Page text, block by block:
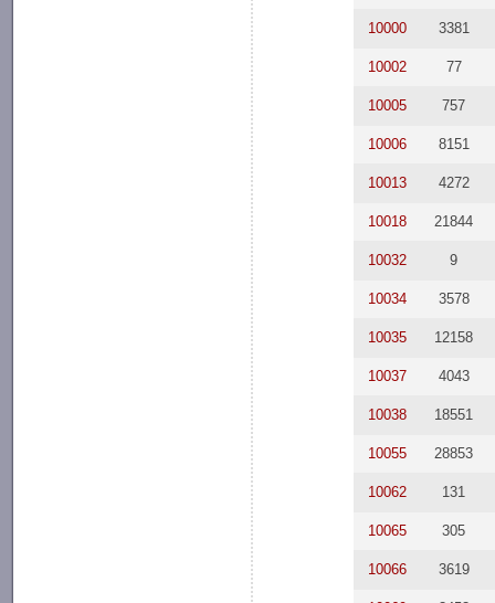
10000 3381
10002 77
10005 757
10006 8151
10013 4272
10018 21844
10032 9
10034 3578
10035 12158
10037 4043
10038 18551
10055 28853
10062 131
10065 305
10066 3619